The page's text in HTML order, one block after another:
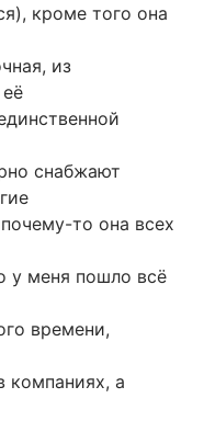
кроме того она
из
снабжают
то она всех
у меня пошло всё
времени,
компаниях, а